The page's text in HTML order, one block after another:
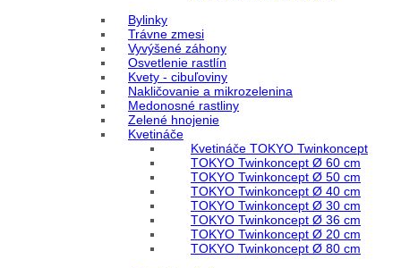
Bylinky
Trávne zmesi
Vyvýšené záhony
Osvetlenie rastlín
Kvety - cibuľoviny
Nakličovanie a mikrozelenina
Medonosné rastliny
Zelené hnojenie
Kvetináče
Kvetináče TOKYO Twinkoncept
TOKYO Twinkoncept Ø 60 cm
TOKYO Twinkoncept Ø 50 cm
TOKYO Twinkoncept Ø 40 cm
TOKYO Twinkoncept Ø 30 cm
TOKYO Twinkoncept Ø 36 cm
TOKYO Twinkoncept Ø 20 cm
TOKYO Twinkoncept Ø 80 cm